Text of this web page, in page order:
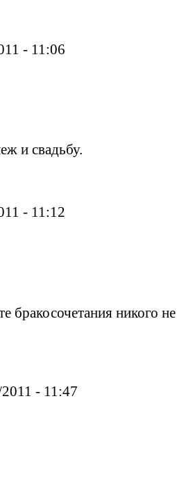
- 11:06
и свадьбу.
- 11:12
бракосочетания никого не
- 11:47